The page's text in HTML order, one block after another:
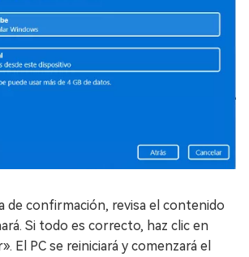
de confirmación, revisa el contenido
Si todo es correcto, haz clic en
El PC se reiniciará y comenzará el